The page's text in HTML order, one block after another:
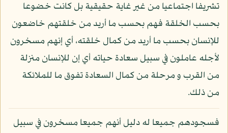
تشريفا اجتماعيا من غير غاية حقيقية بل كانت خضوعا
بحسب الخلقة فهم بحسب ما أريد من خلقتهم خاضعون
للإنسان بحسب ما أريد من كمال خلقته، أي إنهم مسخرون
لأجله عاملون في سبيل سعادة حياته أي إن للإنسان منزلة
من القرب و مرحلة من كمال السعادة تفوق ما للملائكة
من ذلك.
فسجودهم جميعا له دليل أنهم جميعا مسخرون في سبيل